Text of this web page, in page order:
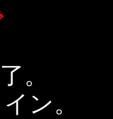
。
ン。